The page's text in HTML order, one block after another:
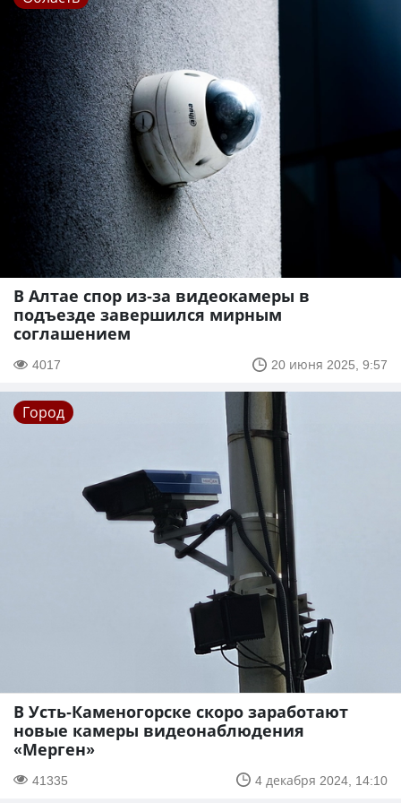
В Алтае спор из-за видеокамеры в
подъезде завершился мирным
соглашением
4017 20 июня 2025, 9:57
Город
В Усть-Каменогорске скоро заработают
новые камеры видеонаблюдения
«Мерген»
41335 4 декабря 2024, 14:10